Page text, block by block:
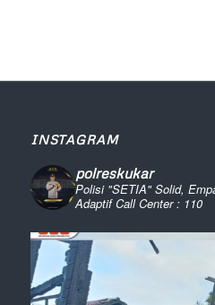
INSTAGRAM
polreskukar
Polisi "SETIA" Solid,
AdaptifCall Center : 110